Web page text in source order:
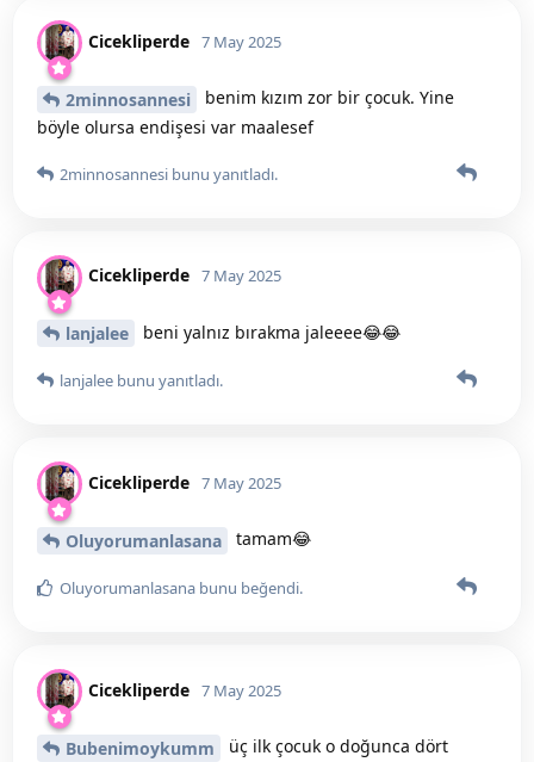
Cicekliperde 7 May 2025
2minnosannesi
benim kızım zor bir çocuk. Yine
böyle olursa endişesi var maalesef
2minnosannesi bunu yanıtladı.
Cicekliperde 7 May 2025
lanjalee beni yalnız bırakma jaleeee😂😂
lanjalee bunu yanıtladı.
Cicekliperde 7 May 2025
Oluyorumanlasana tamam😂
Oluyorumanlasana bunu beğendi.
Cicekliperde 7 May 2025
Bubenimoykumm
üç ilk çocuk o doğunca dört